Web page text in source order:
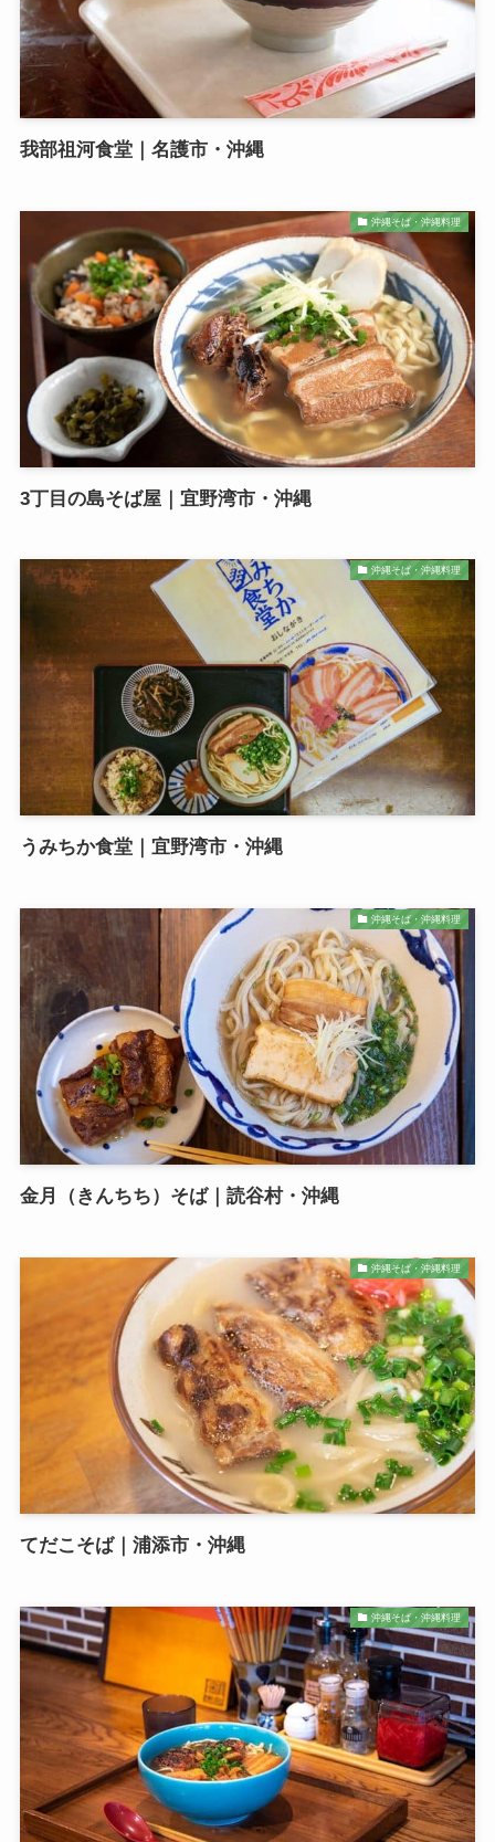
我部祖河食堂｜名護市・沖縄
沖縄そば・沖縄料理
3丁目の島そば屋｜宜野湾市・沖縄
沖縄そば・沖縄料理
うみちか食堂｜宜野湾市・沖縄
沖縄そば・沖縄料理
金月（きんちち）そば｜読谷村・沖縄
沖縄そば・沖縄料理
てだこそば｜浦添市・沖縄
沖縄そば・沖縄料理